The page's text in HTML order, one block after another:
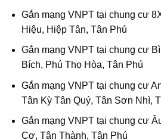
Gắn mạng VNPT tại chung cư
Hiệu, Hiệp Tân, Tân Phú
Gắn mạng VNPT tại chung cư
Bích, Phú Thọ Hòa, Tân Phú
Gắn mạng VNPT tại chung cư
Tân Kỳ Tân Quý, Tân Sơn Nhì,
Gắn mạng VNPT tại chung cư
Cơ, Tân Thành, Tân Phú